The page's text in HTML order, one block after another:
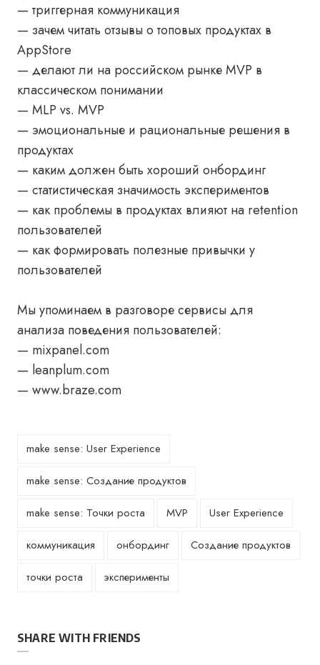
— триггерная коммуникация
— зачем читать отзывы о топовых продуктах в
AppStore
— делают ли на российском рынке MVP в
классическом понимании
— MLP vs. MVP
— эмоциональные и рациональные решения в
продуктах
— каким должен быть хороший онбординг
— статистическая значимость экспериментов
— как проблемы в продуктах влияют на retention
пользователей
— как формировать полезные привычки у
пользователей
Мы упоминаем в разговоре сервисы для
анализа поведения пользователей:
— mixpanel.com
— leanplum.com
— www.braze.com
make sense: User Experience
make sense: Создание продуктов
make sense: Точки роста MVP User Experience
коммуникация онбординг Создание продуктов
точки роста эксперименты
SHARE WITH FRIENDS